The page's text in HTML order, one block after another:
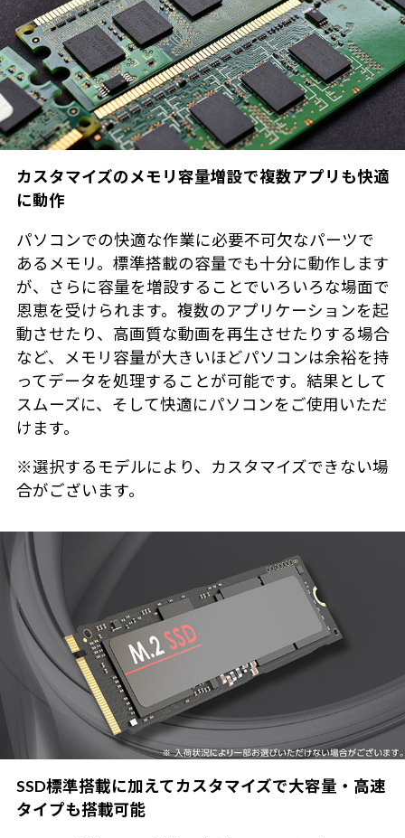
カスタマイズのメモリ容量増設で複数アプリも快適
に動作
パソコンでの快適な作業に必要不可欠なパーツで
あるメモリ。標準搭載の容量でも十分に動作します
が、さらに容量を増設することでいろいろな場面で
恩恵を受けられます。複数のアプリケーションを起
動させたり、高画質な動画を再生させたりする場合
など、メモリ容量が大きいほどパソコンは余裕を持
ってデータを処理することが可能です。結果として
スムーズに、そして快適にパソコンをご使用いただ
けます。
※選択するモデルにより、カスタマイズできない場
合がございます。
SSD標準搭載に加えてカスタマイズで大容量・高速
タイプも搭載可能